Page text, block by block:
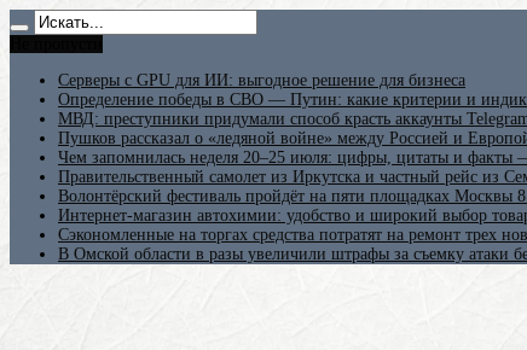
Серверы с GPU для ИИ: выгодное решение для бизнеса
Определение победы в СВО — Путин: какие критерии и
МВД: преступники придумали способ красть аккаунты
Пушков рассказал о «ледяной войне» между Россией и
Чем запомнилась неделя 20–25 июля: цифры, цитаты и факты
Правительственный самолет из Иркутска и частный рейс из
Волонтёрский фестиваль пройдёт на пяти площадках Москвы 8
Интернет-магазин автохимии: удобство и широкий выбор
Сэкономленные на торгах средства потратят на ремонт трех
В Омской области в разы увеличили штрафы за съемку атаки